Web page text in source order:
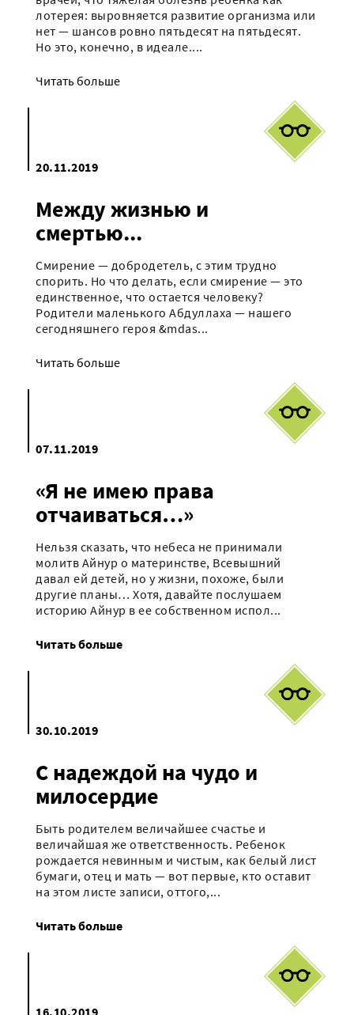
лотерея: выровняется развитие организма или
нет — шансов ровно пятьдесят на пятьдесят.
Но это, конечно, в идеале....
Читать больше
20.11.2019
Между жизнью и
смертью...
Смирение — добродетель, с этим трудно
спорить. Но что делать, если смирение — это
единственное, что остается человеку?
Родители маленького Абдуллаха — нашего
сегодняшнего героя &mdas...
Читать больше
07.11.2019
«Я не имею права
отчаиваться…»
Нельзя сказать, что небеса не принимали
молитв Айнур о материнстве, Всевышний
давал ей детей, но у жизни, похоже, были
другие планы… Хотя, давайте послушаем
историю Айнур в ее собственном испол...
Читать больше
30.10.2019
С надеждой на чудо и
милосердие
Быть родителем величайшее счастье и
величайшая же ответственность. Ребенок
рождается невинным и чистым, как белый лист
бумаги, отец и мать — вот первые, кто оставит
на этом листе записи, оттого,...
Читать больше
16.10.2019